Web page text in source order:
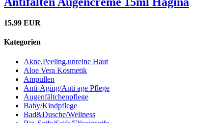
15,99 EUR
Kategorien
Akne,Peeling.unreine Haut
Aloe Vera Kosmetik
Ampullen
Anti-Aging/Anti age Pflege
Augenfältchenpflege
Baby/Kindpflege
Bad&Dusche/Wellness